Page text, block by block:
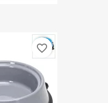
favorite_border